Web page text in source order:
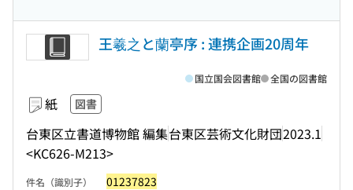
王羲之と蘭亭序 : 連携企画20周年
紙 図書
台東区立書道博物館 編集台東区芸術文化財団2023.1
<KC626-M213>
国立国会図書館 全国の図書館
件名（識別子） 01237823